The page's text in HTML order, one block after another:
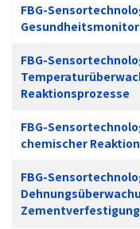
FBG-
FBG-
Reaktionsprozesse
FBG-
chemischer
FBG-